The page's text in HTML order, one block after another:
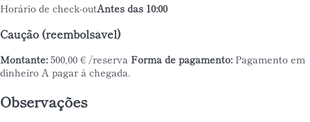
Horário de check-outAntes das 10:00
Caução (reembolsável)
Montante: 500,00 € /reserva Forma de pagamento: Pagamento em
dinheiro A pagar à chegada.
Observações